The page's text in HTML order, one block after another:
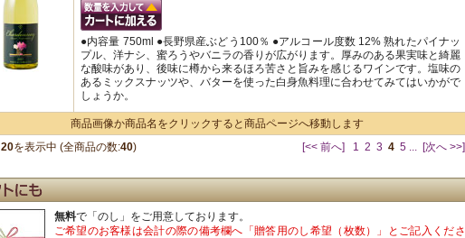
●内容量 750ml ●長野県産ぶどう100％ ●アルコール度数 12% 熟れたパイナッ
プル、洋ナシ、蜜ろうやバニラの香りが広がります。厚みのある果実味と綺麗
な酸味があり、後味に樽から来るほろ苦さと旨みを感じるワインです。塩味の
あるミックスナッツや、バターを使った白身魚料理に合わせてみてはいかがで
しょうか。
商品画像か商品名をクリックすると商品ページへ移動します
20を表示中 (全商品の数:40) [<< 前へ] 1 2 3 4 5 ... [次へ >>]
無料で「のし」をご用意しております。
ご希望のお客様は会計の際の備考欄へ「贈答用のし希望（枚数）」とご記入くださ